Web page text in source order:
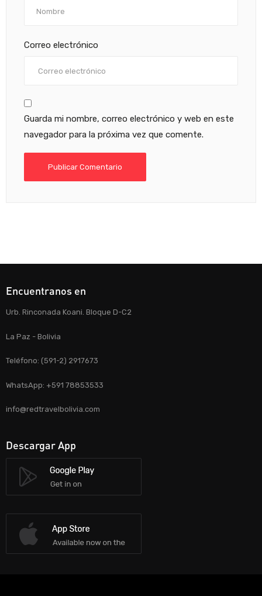
Correo electrónico
Guarda mi nombre, correo electrónico y web en este
navegador para la próxima vez que comente.
Encuentranos en
Urb. Rinconada Koani. Bloque D-C2
La Paz - Bolivia
Teléfono: (591-2) 2917673
WhatsApp: +591 78853533
info@redtravelbolivia.com
Descargar App